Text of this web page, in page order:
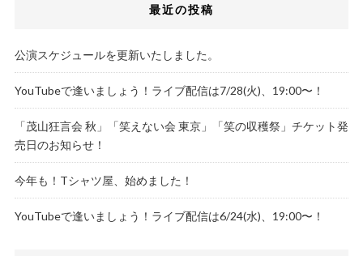
最近の投稿
公演スケジュールを更新いたしました。
YouTubeで逢いましょう！ライブ配信は7/28(火)、19:00〜！
「茂山狂言会 秋」「笑えない会 東京」「笑の収穫祭」チケット発
売日のお知らせ！
今年も！Tシャツ屋、始めました！
YouTubeで逢いましょう！ライブ配信は6/24(水)、19:00〜！